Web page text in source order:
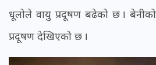
धूलोले वायु प्रदूषण बढेको छ ।
प्रदूषण देखिएको छ ।